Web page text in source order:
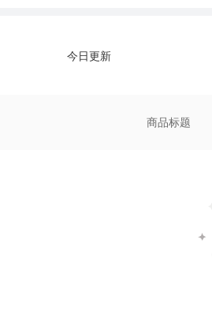
今日更新
商品标题